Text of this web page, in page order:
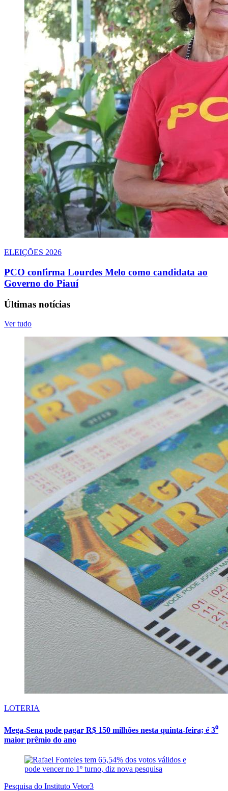
ELEIÇÕES 2026
PCO confirma Lourdes Melo como candidata ao
Governo do Piauí
Últimas notícias
Ver tudo
LOTERIA
Mega-Sena pode pagar R$ 150 milhões nesta quinta-feira; é 3⁰
maior prêmio do ano
Pesquisa do Instituto Vetor3